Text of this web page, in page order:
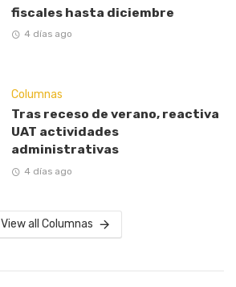
fiscales hasta diciembre
4 días ago
Columnas
Tras receso de verano, reactiva
UAT actividades
administrativas
4 días ago
View all Columnas